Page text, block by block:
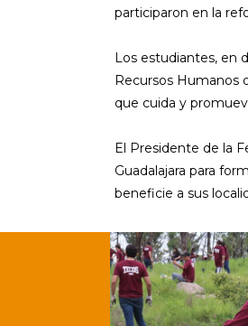
participaron en la
Los estudiantes, en
Recursos Humanos
que cuida y
El Presidente de la
Guadalajara para
beneficie a sus